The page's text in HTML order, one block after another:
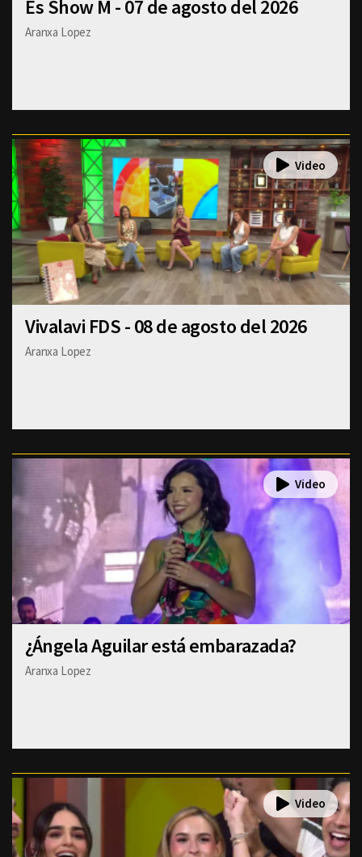
Es Show M - 07 de agosto del 2026
Aranxa Lopez
Vivalavi FDS - 08 de agosto del 2026
Aranxa Lopez
¿Ángela Aguilar está embarazada?
Aranxa Lopez